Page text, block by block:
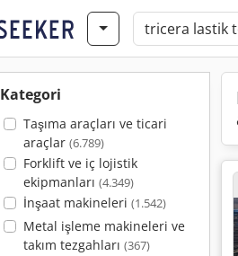
Kategori
Taşıma araçları ve ticari
araçlar (6.789)
Forklift ve iç lojistik
ekipmanları (4.349)
İnşaat makineleri (1.542)
Metal işleme makineleri ve
takım tezgahları (367)